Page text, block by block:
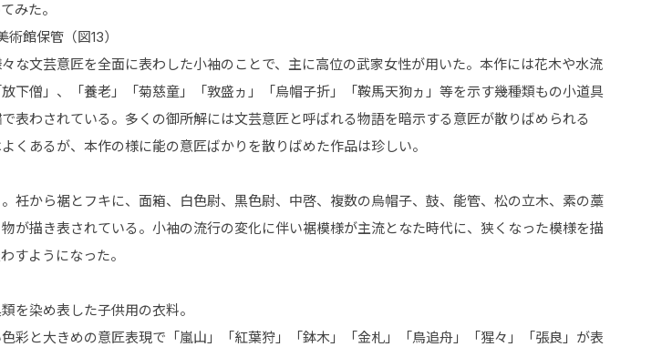
みた。
館保管（図13）
な文芸意匠を全面に表わした小袖のことで、主に高位の武家女性が用いた。本作には花木や水流
下僧」、「養老」「菊慈童」「敦盛ヵ」「烏帽子折」「鞍馬天狗ヵ」等を示す幾種類もの小道具
表わされている。多くの御所解には文芸意匠と呼ばれる物語を暗示する意匠が散りばめられる
くあるが、本作の様に能の意匠ばかりを散りばめた作品は珍しい。
衽から裾とフキに、面箱、白色尉、黒色尉、中啓、複数の烏帽子、鼓、能管、松の立木、素の藁
が描き表されている。小袖の流行の変化に伴い裾模様が主流となた時代に、狭くなった模様を描
すようになった。
染め表した子供用の衣料。
彩と大きめの意匠表現で「嵐山」「紅葉狩」「鉢木」「金札」「鳥追舟」「猩々」「張良」が表